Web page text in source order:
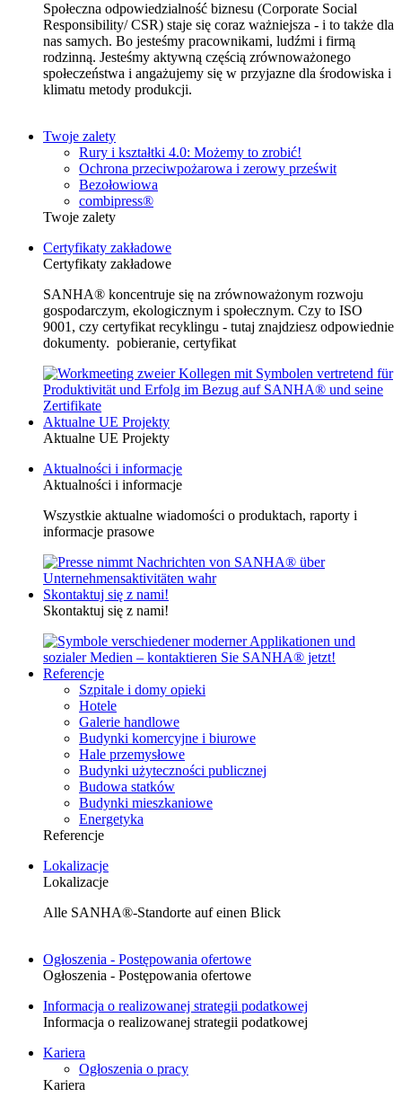
Społeczna odpowiedzialność biznesu (Corporate Social
Responsibility/ CSR) staje się coraz ważniejsza - i to także dla
nas samych. Bo jesteśmy pracownikami, ludźmi i firmą
rodzinną. Jesteśmy aktywną częścią zrównoważonego
społeczeństwa i angażujemy się w przyjazne dla środowiska i
klimatu metody produkcji.
Twoje zalety
Rury i kształtki 4.0: Możemy to zrobić!
Ochrona przeciwpożarowa i zerowy prześwit
Bezołowiowa
combipress®
Twoje zalety
Certyfikaty zakładowe
Certyfikaty zakładowe
SANHA® koncentruje się na zrównoważonym rozwoju
gospodarczym, ekologicznym i społecznym. Czy to ISO
9001, czy certyfikat recyklingu - tutaj znajdziesz odpowiednie
dokumenty. pobieranie, certyfikat
Aktualne UE Projekty
Aktualne UE Projekty
Aktualności i informacje
Aktualności i informacje
Wszystkie aktualne wiadomości o produktach, raporty i
informacje prasowe
Skontaktuj się z nami!
Skontaktuj się z nami!
Referencje
Szpitale i domy opieki
Hotele
Galerie handlowe
Budynki komercyjne i biurowe
Hale przemysłowe
Budynki użyteczności publicznej
Budowa statków
Budynki mieszkaniowe
Energetyka
Referencje
Lokalizacje
Lokalizacje
Alle SANHA®-Standorte auf einen Blick
Ogłoszenia - Postępowania ofertowe
Ogłoszenia - Postępowania ofertowe
Informacja o realizowanej strategii podatkowej
Informacja o realizowanej strategii podatkowej
Kariera
Ogłoszenia o pracy
Kariera